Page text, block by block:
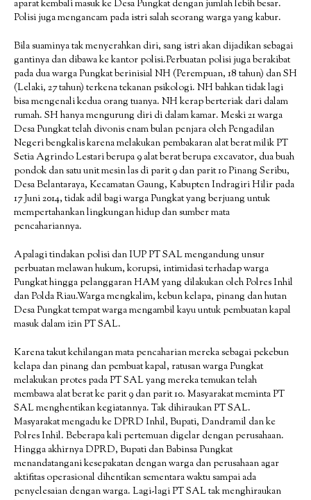
aparat kembali masuk ke Desa Pungkat dengan jumlah lebih besar.
Polisi juga mengancam pada istri salah seorang warga yang kabur.
Bila suaminya tak menyerahkan diri, sang istri akan dijadikan sebagai
gantinya dan dibawa ke kantor polisi.Perbuatan polisi juga berakibat
pada dua warga Pungkat berinisial NH (Perempuan, 18 tahun) dan SH
(Lelaki, 27 tahun) terkena tekanan psikologi. NH bahkan tidak lagi
bisa mengenali kedua orang tuanya. NH kerap berteriak dari dalam
rumah. SH hanya mengurung diri di dalam kamar. Meski 21 warga
Desa Pungkat telah divonis enam bulan penjara oleh Pengadilan
Negeri bengkalis karena melakukan pembakaran alat berat milik PT
Setia Agrindo Lestari berupa 9 alat berat berupa excavator, dua buah
pondok dan satu unit mesin las di parit 9 dan parit 10 Pinang Seribu,
Desa Belantaraya, Kecamatan Gaung, Kabupten Indragiri Hilir pada
17 Juni 2014, tidak adil bagi warga Pungkat yang berjuang untuk
mempertahankan lingkungan hidup dan sumber mata
pencahariannya.
Apalagi tindakan polisi dan IUP PT SAL mengandung unsur
perbuatan melawan hukum, korupsi, intimidasi terhadap warga
Pungkat hingga pelanggaran HAM yang dilakukan oleh Polres Inhil
dan Polda Riau.Warga mengkalim, kebun kelapa, pinang dan hutan
Desa Pungkat tempat warga mengambil kayu untuk pembuatan kapal
masuk dalam izin PT SAL.
Karena takut kehilangan mata pencaharian mereka sebagai pekebun
kelapa dan pinang dan pembuat kapal, ratusan warga Pungkat
melakukan protes pada PT SAL yang mereka temukan telah
membawa alat berat ke parit 9 dan parit 10. Masyarakat meminta PT
SAL menghentikan kegiatannya. Tak dihiraukan PT SAL.
Masyarakat mengadu ke DPRD Inhil, Bupati, Dandramil dan ke
Polres Inhil. Beberapa kali pertemuan digelar dengan perusahaan.
Hingga akhirnya DPRD, Bupati dan Babinsa Pungkat
menandatangani kesepakatan dengan warga dan perusahaan agar
aktifitas operasional dihentikan sementara waktu sampai ada
penyelesaian dengan warga. Lagi-lagi PT SAL tak menghiraukan